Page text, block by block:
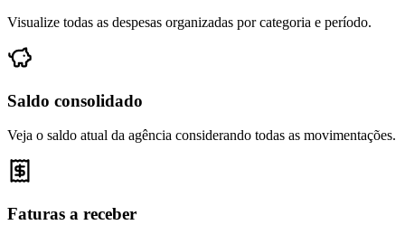
Visualize todas as despesas organizadas por categoria e período.
Saldo consolidado
Veja o saldo atual da agência considerando todas as movimentações.
Faturas a receber